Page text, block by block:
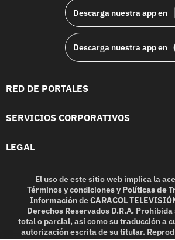
Descarga nuestra app en
Descarga nuestra app en
RED DE PORTALES
SERVICIOS CORPORATIVOS
LEGAL
El uso de este sitio web implica la
Términos y condicionesy Políticas de
InformacióndeCARACOL
Derechos Reservados D.R.A.
total o parcial, así como su traducción a
autorización escrita de su titular.